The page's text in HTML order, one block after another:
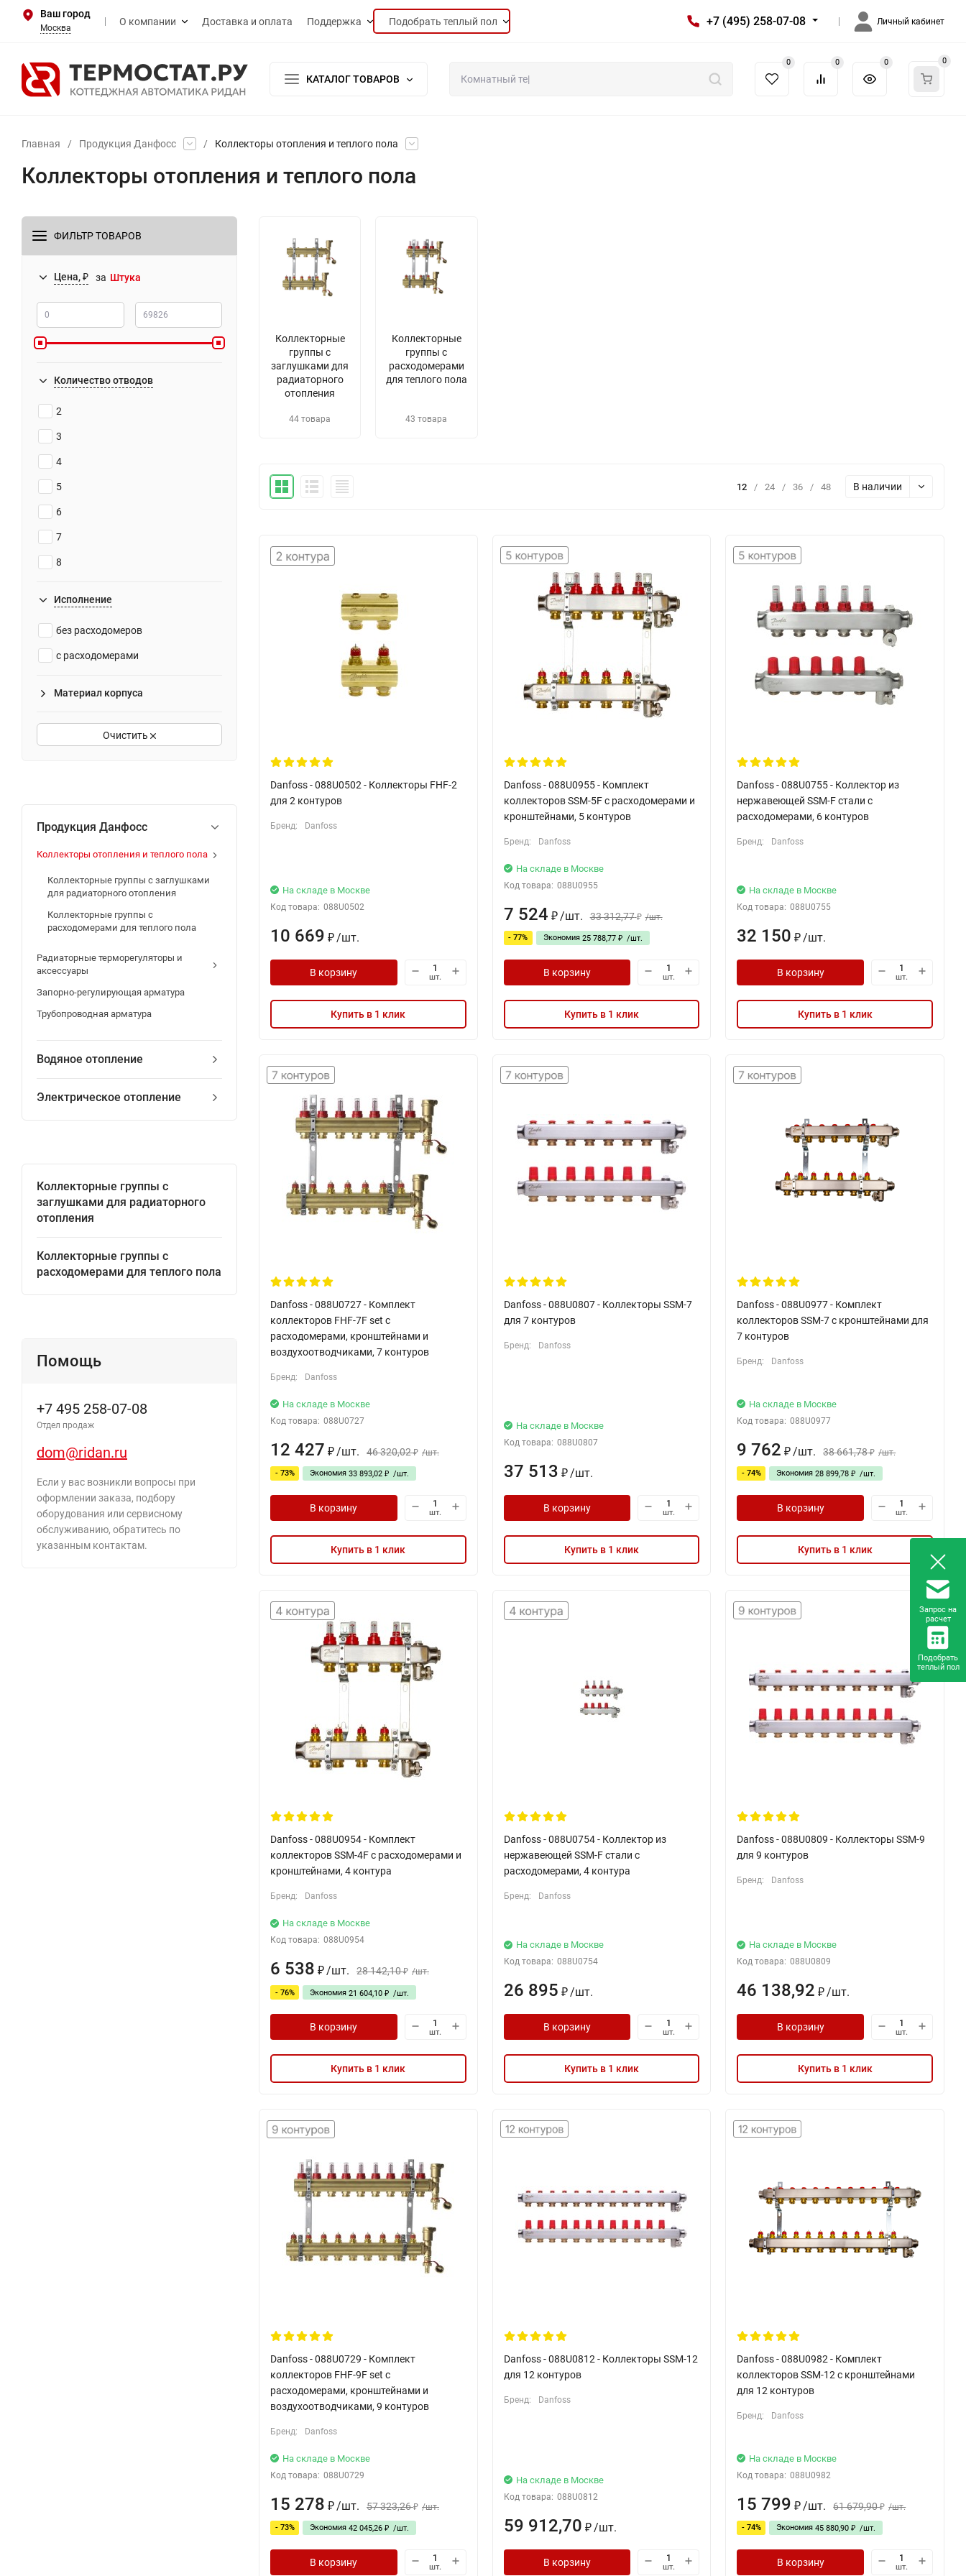
Ваш город
Москва
О компании Доставка и оплата Поддержка Подобрать теплый пол +7 (495) 258-07-08 Личный кабинет
КАТАЛОГ ТОВАРОВ
0 0 0 0
Главная / Продукция Данфосс / Коллекторы отопления и теплого пола
Коллекторы отопления и теплого пола
ФИЛЬТР ТОВАРОВ
Цена, ₽ за Штука
Количество отводов
2
3
4
5
6
7
8
11
12
Исполнение
без расходомеров
с расходомерами
Материал корпуса
Очистить
Продукция Данфосс
Коллекторы отопления и теплого пола
Коллекторные группы с заглушками
для радиаторного отопления
Коллекторные группы с
расходомерами для теплого пола
Радиаторные терморегуляторы и
аксессуары
Запорно-регулирующая арматура
Трубопроводная арматура
Водяное отопление
Электрическое отопление
Коллекторные группы с
заглушками для радиаторного
отопления
Коллекторные группы с
расходомерами для теплого пола
Помощь
+7 495 258-07-08
Отдел продаж
dom@ridan.ru
Если у вас возникли вопросы при
оформлении заказа, подбору
оборудования или сервисному
обслуживанию, обратитесь по
указанным контактам.
Коллекторные
группы с
заглушками для
радиаторного
отопления
44 товара
Коллекторные
группы с
расходомерами
для теплого пола
43 товара
12 / 24 / 36 / 48 В наличии
Danfoss - 088U0502 - Коллекторы FHF-2
для 2 контуров
Бренд: Danfoss
На складе в Москве
Код товара: 088U0502
10 669 ₽ /шт.
В корзину шт.
Купить в 1 клик
Danfoss - 088U0955 - Комплект
коллекторов SSM-5F с расходомерами и
кронштейнами, 5 контуров
Бренд: Danfoss
На складе в Москве
Код товара: 088U0955
7 524 ₽ /шт. 33 312,77 ₽ /шт.
- 77% Экономия 25 788,77 ₽ /шт.
В корзину шт.
Купить в 1 клик
Danfoss - 088U0755 - Коллектор из
нержавеющей SSM-F стали с
расходомерами, 6 контуров
Бренд: Danfoss
На складе в Москве
Код товара: 088U0755
32 150 ₽ /шт.
В корзину шт.
Купить в 1 клик
Danfoss - 088U0727 - Комплект
коллекторов FHF-7F set с
расходомерами, кронштейнами и
воздухоотводчиками, 7 контуров
Бренд: Danfoss
На складе в Москве
Код товара: 088U0727
12 427 ₽ /шт. 46 320,02 ₽ /шт.
- 73% Экономия 33 893,02 ₽ /шт.
В корзину шт.
Купить в 1 клик
Danfoss - 088U0807 - Коллекторы SSM-7
для 7 контуров
Бренд: Danfoss
На складе в Москве
Код товара: 088U0807
37 513 ₽ /шт.
В корзину шт.
Купить в 1 клик
Danfoss - 088U0977 - Комплект
коллекторов SSM-7 с кронштейнами для
7 контуров
Бренд: Danfoss
На складе в Москве
Код товара: 088U0977
9 762 ₽ /шт. 38 661,78 ₽ /шт.
- 74% Экономия28 899,78 ₽ /шт.
В корзину шт.
Купить в 1 клик
Danfoss - 088U0954 - Комплект
коллекторов SSM-4F с расходомерами и
кронштейнами, 4 контура
Бренд: Danfoss
На складе в Москве
Код товара: 088U0954
6 538 ₽ /шт. 28 142,10 ₽ /шт.
- 76% Экономия 21 604,10 ₽ /шт.
В корзину шт.
Купить в 1 клик
Danfoss - 088U0754 - Коллектор из
нержавеющей SSM-F стали с
расходомерами, 4 контура
Бренд: Danfoss
На складе в Москве
Код товара: 088U0754
26 895 ₽ /шт.
В корзину шт.
Купить в 1 клик
Danfoss - 088U0809 - Коллекторы SSM-9
для 9 контуров
Бренд: Danfoss
На складе в Москве
Код товара: 088U0809
46 138,92 ₽ /шт.
В корзину шт.
Купить в 1 клик
Danfoss - 088U0729 - Комплект
коллекторов FHF-9F set с
расходомерами, кронштейнами и
воздухоотводчиками, 9 контуров
Бренд: Danfoss
На складе в Москве
Код товара: 088U0729
15 278 ₽ /шт. 57 323,26 ₽ /шт.
- 73% Экономия 42 045,26 ₽ /шт.
В корзину шт.
Danfoss - 088U0812 - Коллекторы SSM-12
для 12 контуров
Бренд: Danfoss
На складе в Москве
Код товара: 088U0812
59 912,70 ₽ /шт.
В корзину шт.
Danfoss - 088U0982 - Комплект
коллекторов SSM-12 с кронштейнами
для 12 контуров
Бренд: Danfoss
На складе в Москве
Код товара: 088U0982
15 799 ₽ /шт. 61 679,90 ₽ /шт.
- 74% Экономия45 880,90 ₽ /шт.
В корзину шт.
Запрос на
расчет
Подобрать
теплый пол